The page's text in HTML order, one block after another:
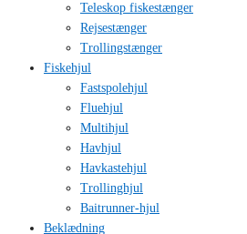
Teleskop fiskestænger
Rejsestænger
Trollingstænger
Fiskehjul
Fastspolehjul
Fluehjul
Multihjul
Havhjul
Havkastehjul
Trollinghjul
Baitrunner-hjul
Beklædning